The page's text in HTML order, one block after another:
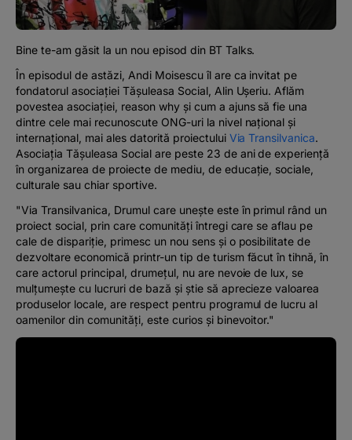
The MacRO Zone
Pentru antreprenori
Banking, pe relaxare
Bine te-am găsit la un nou episod din BT Talks.
În episodul de astăzi, Andi Moisescu îl are ca invitat pe
fondatorul asociației Tășuleasa Social, Alin Ușeriu. Aflăm
povestea asociației, reason why și cum a ajuns să fie una
dintre cele mai recunoscute ONG-uri la nivel național și
internațional, mai ales datorită proiectului Via Transilvanica.
Asociația Tășuleasa Social are peste 23 de ani de experiență
în organizarea de proiecte de mediu, de educație, sociale,
culturale sau chiar sportive.
"Via Transilvanica, Drumul care uneșteeste în primul rând un
proiect social, prin care comunități întregi care se aflau pe
cale de dispariție, primesc un nou sens și o posibilitate de
dezvoltare economică printr-un tip de turism făcut în tihnă, în
care actorul principal, drumețul, nu are nevoie de lux, se
mulțumește cu lucruri de bază și știe să aprecieze valoarea
produselor locale, are respect pentru programul de lucru al
oamenilor din comunități, este curios și binevoitor."